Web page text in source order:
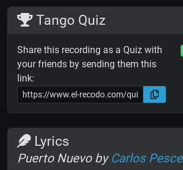
Tango Quiz
Share this recording as a Quiz with
your friends by sending them this
link:
Lyrics
Puerto Nuevo by Carlos Pesce